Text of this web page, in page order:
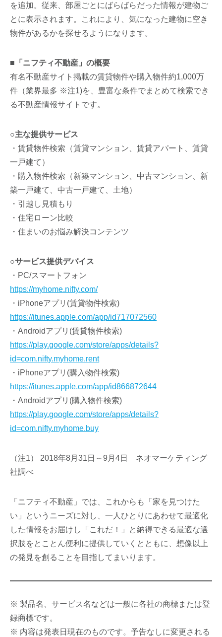
を追加。従来、部屋ごとにばらばらだった情報が建物ご
とに表示されます。これにより、気になった建物に空き
物件があるかを探せるようになります。
■「ニフティ不動産」の概要
有名不動産サイト掲載の賃貸物件や購入物件約1,000万
件（業界最多 ※注1)を、豊富な条件でまとめて検索でき
る不動産情報サイトです。
○主な提供サービス
・賃貸物件検索（賃貸マンション、賃貸アパート、賃貸
一戸建て）
・購入物件検索（新築マンション、中古マンション、新
築一戸建て、中古一戸建て、土地）
・引越し見積もり
・住宅ローン比較
・住まいのお悩み解決コンテンツ
○サービス提供デバイス
・PC/スマートフォン
https://myhome.nifty.com/
・iPhoneアプリ(賃貸物件検索)
https://itunes.apple.com/app/id717072560
・Androidアプリ(賃貸物件検索)
https://play.google.com/store/apps/details?
id=com.nifty.myhome.rent
・iPhoneアプリ(購入物件検索)
https://itunes.apple.com/app/id866872644
・Androidアプリ(購入物件検索)
https://play.google.com/store/apps/details?
id=com.nifty.myhome.buy
（注1） 2018年8月31日～9月4日 ネオマーケティング
社調べ
「ニフティ不動産」では、これからも「家を見つけた
い」というニーズに対し、一人ひとりにあわせて最適化
した情報をお届けし「これだ！」と納得できる最適な選
択肢をとことん便利に提供していくとともに、想像以上
の発見を創ることを目指してまいります。
※ 製品名、サービス名などは一般に各社の商標または登
録商標です。
※ 内容は発表日現在のものです。予告なしに変更される